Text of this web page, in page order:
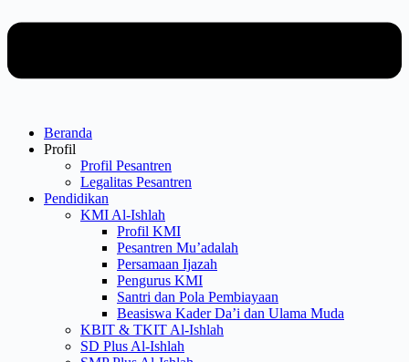
Beranda
Profil
Profil Pesantren
Legalitas Pesantren
Pendidikan
KMI Al-Ishlah
Profil KMI
Pesantren Mu’adalah
Persamaan Ijazah
Pengurus KMI
Santri dan Pola Pembiayaan
Beasiswa Kader Da’i dan Ulama Muda
KBIT & TKIT Al-Ishlah
SD Plus Al-Ishlah